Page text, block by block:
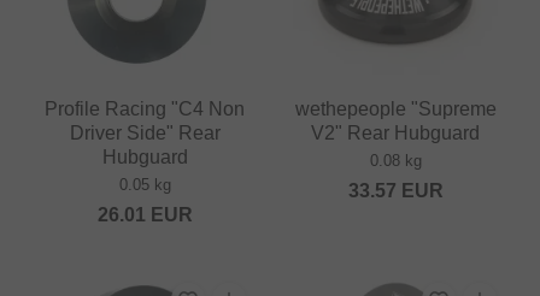
Profile Racing "C4 Non
Driver Side" Rear
Hubguard
0.05 kg
26.01 EUR
wethepeople "Supreme
V2" Rear Hubguard
0.08 kg
33.57 EUR